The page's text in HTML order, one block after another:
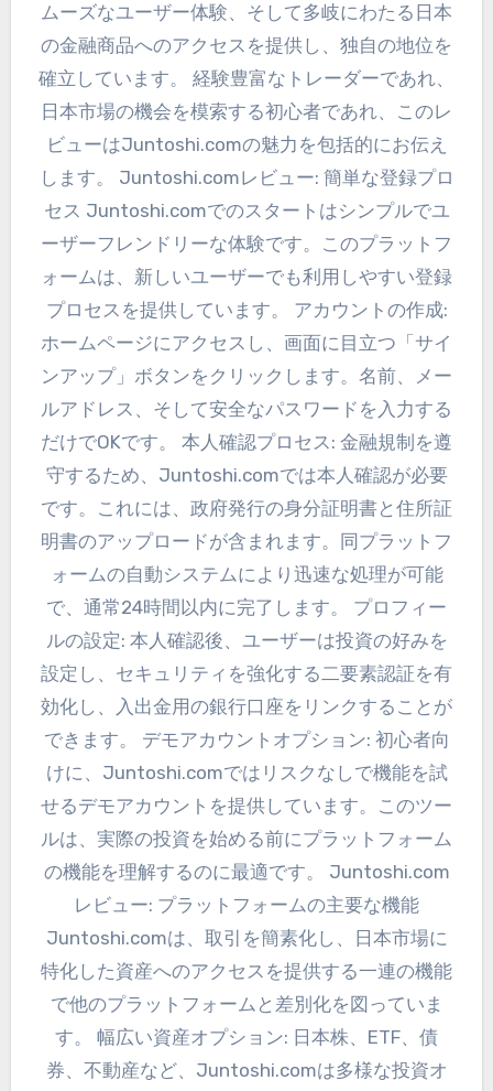
ムーズなユーザー体験、そして多岐にわたる日本
の金融商品へのアクセスを提供し、独自の地位を
確立しています。 経験豊富なトレーダーであれ、
日本市場の機会を模索する初心者であれ、このレ
ビューはJuntoshi.comの魅力を包括的にお伝え
します。 Juntoshi.comレビュー: 簡単な登録プロ
セス Juntoshi.comでのスタートはシンプルでユ
ーザーフレンドリーな体験です。このプラットフ
ォームは、新しいユーザーでも利用しやすい登録
プロセスを提供しています。 アカウントの作成:
ホームページにアクセスし、画面に目立つ「サイ
ンアップ」ボタンをクリックします。名前、メー
ルアドレス、そして安全なパスワードを入力する
だけでOKです。 本人確認プロセス: 金融規制を遵
守するため、Juntoshi.comでは本人確認が必要
です。これには、政府発行の身分証明書と住所証
明書のアップロードが含まれます。同プラットフ
ォームの自動システムにより迅速な処理が可能
で、通常24時間以内に完了します。 プロフィー
ルの設定: 本人確認後、ユーザーは投資の好みを
設定し、セキュリティを強化する二要素認証を有
効化し、入出金用の銀行口座をリンクすることが
できます。 デモアカウントオプション: 初心者向
けに、Juntoshi.comではリスクなしで機能を試
せるデモアカウントを提供しています。このツー
ルは、実際の投資を始める前にプラットフォーム
の機能を理解するのに最適です。 Juntoshi.com
レビュー: プラットフォームの主要な機能
Juntoshi.comは、取引を簡素化し、日本市場に
特化した資産へのアクセスを提供する一連の機能
で他のプラットフォームと差別化を図っていま
す。 幅広い資産オプション: 日本株、ETF、債
券、不動産など、Juntoshi.comは多様な投資オ